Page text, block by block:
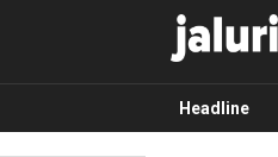
Info
Terkini,
Headline